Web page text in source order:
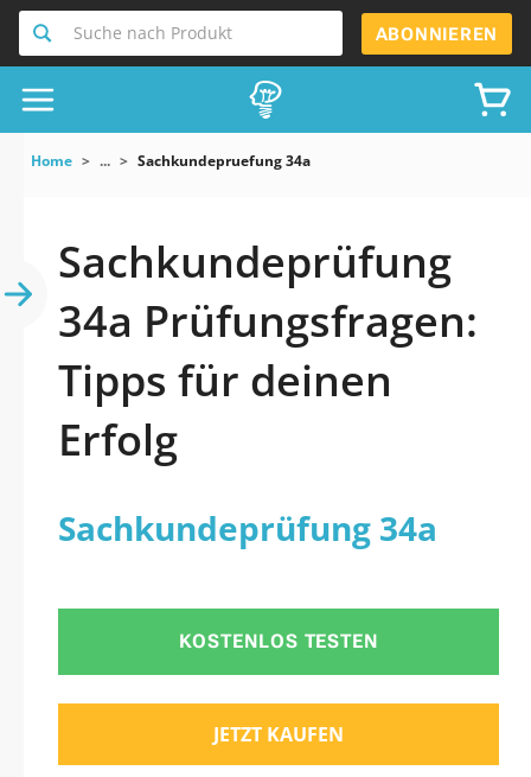
Suche nach Produkt ABONNIEREN
Home ... Sachkundepruefung 34a
Sachkundeprüfung
34a Prüfungsfragen:
Tipps für deinen
Erfolg
Sachkundeprüfung 34a
KOSTENLOS TESTEN
JETZT KAUFEN